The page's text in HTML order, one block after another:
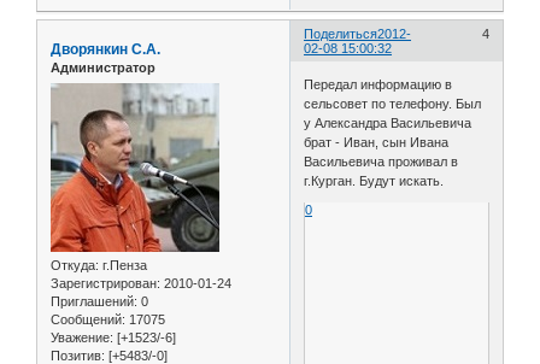
Поделиться 4
2012-
02-08 15:00:32
Дворянкин С.А.
Администратор
Откуда: г.Пенза
Зарегистрирован: 2010-01-24
Приглашений: 0
Сообщений: 17075
Уважение: [+1523/-6]
Позитив: [+5483/-0]
Передал информацию в
сельсовет по телефону. Был
у Александра Васильевича
брат - Иван, сын Ивана
Васильевича проживал в
г.Курган. Будут искать.
0